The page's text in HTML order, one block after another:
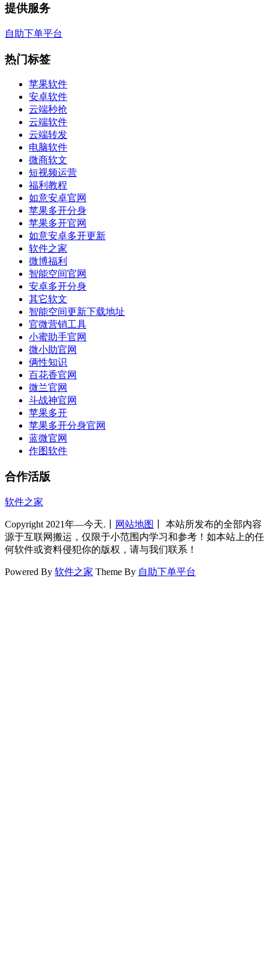
提供服务
自助下单平台
热门标签
苹果软件
安卓软件
云端秒抢
云端软件
云端转发
电脑软件
微商软文
短视频运营
福利教程
如意安卓官网
苹果多开分身
苹果多开官网
如意安卓多开更新
软件之家
微博福利
智能空间官网
安卓多开分身
其它软文
智能空间更新下载地址
官微营销工具
小蜜助手官网
微小助官网
俩性知识
百花香官网
微兰官网
斗战神官网
苹果多开
苹果多开分身官网
蓝微官网
作图软件
合作活版
软件之家
Copyright 2021年—今天.丨 网站地图
丨 本站所发布的全部内容
源于互联网搬运，仅限于小范围内学习和参考！如本站上的任
何软件或资料侵犯你的版权，请与我们联系！
Powered By 软件之家 Theme By 自助下单平台